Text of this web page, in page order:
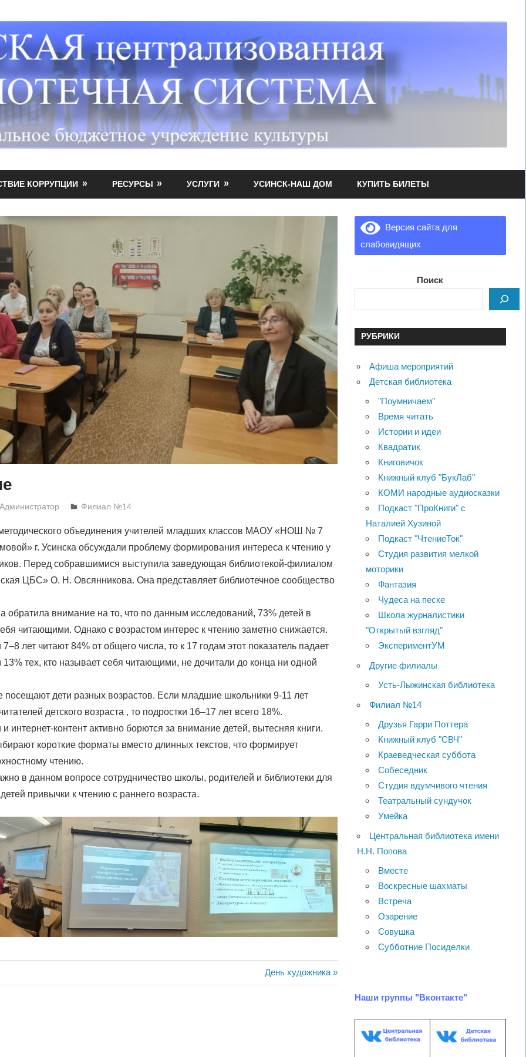
КОРРУПЦИИ РЕСУРСЫ УСЛУГИ УСИНСК-НАШ ДОМ КУПИТЬ БИЛЕТЫ
Администратор Филиал №14
объединения учителей младших классов МАОУ «НОШ № 7
г. Усинска обсуждали проблему формирования интереса к чтению у
Перед собравшимися выступила заведующая библиотекой-филиалом
ЦБС» О. Н. Овсянникова. Она представляет библиотечное сообщество
обратила внимание на то, что по данным исследований, 73% детей в
читающими. Однако с возрастом интерес к чтению заметно снижается.
лет читают 84% от общего числа, то к 17 годам этот показатель падает
тех, кто называет себя читающими, не дочитали до конца ни одной
посещают дети разных возрастов. Если младшие школьники 9-11 лет
детского возраста , то подростки 16–17 лет всего 18%.
интернет-контент активно борются за внимание детей, вытесняя книги.
короткие форматы вместо длинных текстов, что формирует
чтению.
в данном вопросе сотрудничество школы, родителей и библиотеки для
привычки к чтению с раннего возраста.
Следующая
запись:
День художника
Версия сайта для
слабовидящих
Поиск
РУБРИКИ
Афиша мероприятий
Детская библиотека
"Поумничаем"
Время читать
Истории и идеи
Квадратик
Книговичок
Книжный клуб "БукЛаб"
КОМИ народные аудиосказки
Подкаст "ПроКниги" с
Наталией Хузиной
Подкаст "ЧтениеТок"
Студия развития мелкой
моторики
Фантазия
Чудеса на песке
Школа журналистики
"Открытый взгляд"
ЭкспериментУМ
Другие филиалы
Усть-Лыжинская библиотека
Филиал №14
Друзья Гарри Поттера
Книжный клуб "СВЧ"
Краеведческая суббота
Собеседник
Студия вдумчивого чтения
Театральный сундучок
Умейка
Центральная библиотека имени
Н.Н. Попова
Вместе
Воскресные шахматы
Встреча
Озарение
Совушка
Субботние Посиделки
Наши группы "Вконтакте"